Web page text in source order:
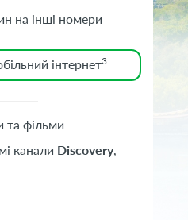
на інші номери
інтернет3
та фільми
канали Discovery,